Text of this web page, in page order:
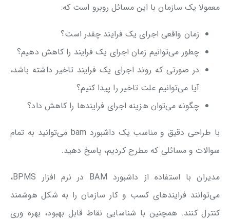
معمولا یک سازمان با این مسائل روبرو است که:
زمان واقعی اجرای یک فرایند چقدر است؟
چطور می‌توانیم زمان اجرای یک فرایند را کاهش دهیم؟
در صورتی که روند اجرای یک فرایند تاخیر داشته باشد،
آیا می‌توانیم علت تاخیر را پیدا کنیم؟
چگونه می‌توان هزینه اجرای فرایندها را کاهش داد؟
با طراحی دقیق و مناسب یک داشبورد bam می‌توانید به تمام
سوالات و مسائلی که مطرح کردیم، پاسخ دهید.
مدیران با استفاده از داشبورد BAM در نرم افزار BPMS،
می‌توانند فرایندهای کسب و کار سازمان را به شکل هوشمند
کنترل کنند. همچنین با شناسایی نقاط قابل بهبود، بهره‌ وری